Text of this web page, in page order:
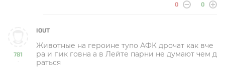
0 0
781
-
IOUT
Животные на героине тупо АФК дрочат как вче
ра и пик говна а в Лейте парни не думают чем д
раться